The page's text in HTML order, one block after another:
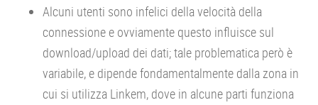
Alcuni utenti sono infelici della velocità della
connessione e ovviamente questo influisce sul
download/upload dei dati; tale problematica però è
variabile, e dipende fondamentalmente dalla zona in
cui si utilizza Linkem, dove in alcune parti funziona